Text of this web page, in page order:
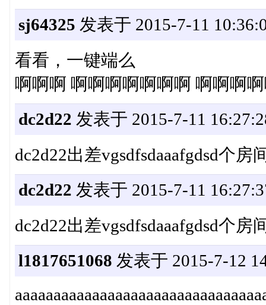
sj64325 发表于 2015-7-11
看看，一键端么
啊啊啊 啊啊啊啊啊啊啊 啊啊啊
dc2d22 发表于 2015-7-11
dc2d22出差vgsdfsdaaafgdsd个房
dc2d22 发表于 2015-7-11
dc2d22出差vgsdfsdaaafgdsd个房
l1817651068 发表于 2015-7-12